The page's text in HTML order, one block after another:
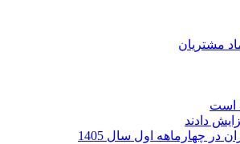
مشتریان
است